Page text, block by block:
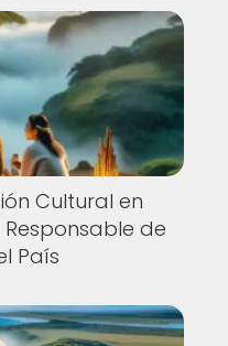
Cultural en
de
País